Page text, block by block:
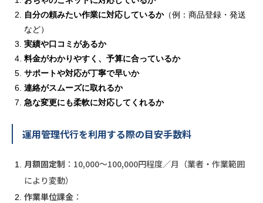
自分の頼みたい作業に対応しているか（例：商品登録・発送
など）
実績や口コミがあるか
料金がわかりやすく、予算に合っているか
サポートや対応が丁寧で早いか
連絡がスムーズに取れるか
急な変更にも柔軟に対応してくれるか
運用管理代行を利用する際の目安手数料
月額固定制 ：10,000～100,000円程度／月（業者・作業範囲
により変動）
作業単位課金 ：